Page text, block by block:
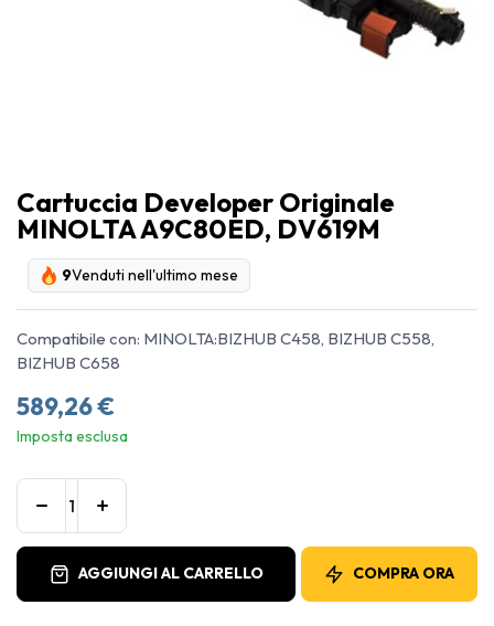
Cartuccia Developer Originale
MINOLTA A9C80ED, DV619M
9Venduti nell'ultimo mese
Compatibile con: MINOLTA:BIZHUB C458, BIZHUB C558,
BIZHUB C658
589,26€
Imposta esclusa
AGGIUNGI AL CARRELLO COMPRA ORA